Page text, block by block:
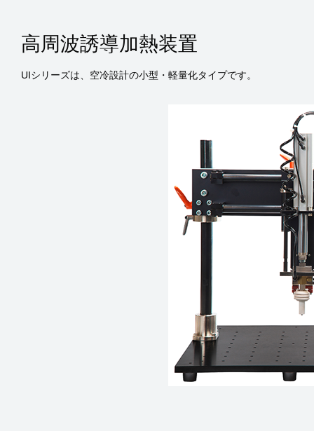
高周波誘導加熱装置
UIシリーズは、空冷設計の小型・軽量化タイプです。